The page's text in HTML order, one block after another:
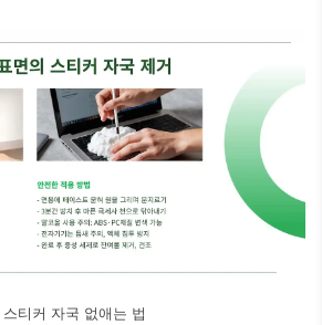
스티커 자국 없애는 법